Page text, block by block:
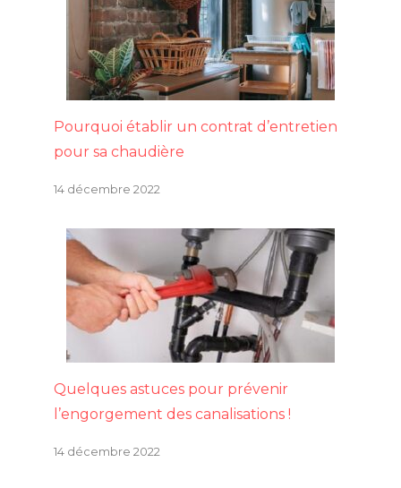
Pourquoi établir un contrat d’entretien
pour sa chaudière
14 décembre 2022
Quelques astuces pour prévenir
l’engorgement des canalisations !
14 décembre 2022